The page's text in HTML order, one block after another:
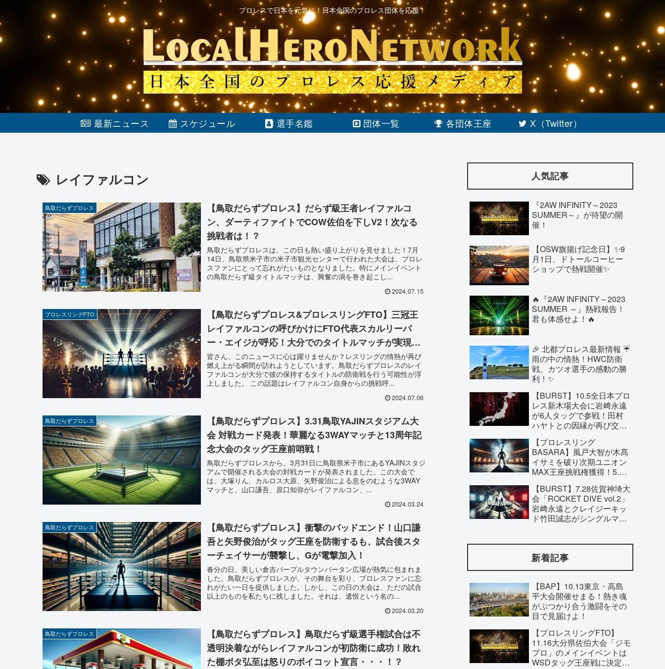
プロレスで日本を元気に！日本全国のプロレス団体を応援！
最新ニュース スケジュール 選手名鑑 団体一覧 各団体王座 X（Twitter）
レイファルコン
鳥取だらずプロレス
【鳥取だらずプロレス】だらず級王者レイファルコ
ン、ダーティファイトでCOW佐伯を下しV2！次なる
挑戦者は！？
鳥取だらずプロレスは、この日も熱い盛り上がりを見せました！7月
14日、鳥取県米子市の米子市観光センターで行われた大会は、プロレ
スファンにとって忘れがたいものとなりました。特にメインイベント
の鳥取だらず級タイトルマッチは、興奮の渦を巻き起こし...
2024.07.15
プロレスリングFTO
【鳥取だらずプロレス&プロレスリングFTO】三冠王
レイファルコンの呼びかけにFTO代表スカルリーパ
ー・エイジが呼応！大分でのタイトルマッチが実現
か！？
皆さん、このニュースに心は躍りませんか？レスリングの情熱が再び
燃え上がる瞬間が訪れようとしています。鳥取だらずプロレスのレイ
ファルコンが大分で彼の保持するタイトルの防衛戦を行う可能性が浮
上しました。 この話題はレイファルコン自身からの挑戦呼...
2024.07.06
鳥取だらずプロレス
【鳥取だらずプロレス】3.31鳥取YAJINスタジアム大
会 対戦カード発表！華麗なる3WAYマッチと13周年記
念大会のタッグ王座前哨戦！
鳥取だらずプロレスから、3月31日に鳥取県米子市にあるYAJINスタジ
アムで開催される大会の対戦カードが発表されました。この大会で
は、大塚りん、カルロス大原、矢野俊治による息をのむような3WAY
マッチと、山口謙吾、原口知弥がレイファルコン、...
2024.03.24
鳥取だらずプロレス
【鳥取だらずプロレス】衝撃のバッドエンド！山口謙
吾と矢野俊治がタッグ王座を防衛するも、試合後スタ
ーチェイサーが襲撃し、Gが電撃加入！
春分の日、美しい倉吉パープルタウンパータン広場が熱気に包まれま
した。鳥取だらずプロレスが、その舞台を彩り、プロレスファンに忘
れがたい一日を提供しました。しかし、この日の大会は、ただの試合
以上のものを私たちに残しました。それは、遺恨という名の...
2024.03.20
鳥取だらずプロレス
【鳥取だらずプロレス】鳥取だらず級選手権試合は不
透明決着ながらレイファルコンが初防衛に成功！敗れ
た棚ボタ弘至は怒りのボイコット宣言・・・！？
人気記事
『2AW INFINITY～2023
SUMMER～』が待望の開
催！
【OSW旗揚げ記念日】✨9
月1日、ドトールコーヒー
ショップで熱戦開催✨
🔥『2AW INFINITY～2023
SUMMER ～』熱戦報告！
君も体感せよ！🔥
🎉 北都プロレス最新情報 ☔
雨の中の情熱！HWC防衛
戦、カツオ選手の感動の勝
利！✨
【BURST】10.5全日本プロ
レス新木場大会に岩﨑永遠
が6人タッグで参戦！田村
ハヤトとの因縁が再び交
見どころ！
【プロレスリング
BASARA】風戸大智が木髙
イサミを破り次期ユニオン
MAX王座挑戦権獲得！5.28
ノルと激突へ！
【BURST】7.28佐賀神埼大
会「ROCKET DIVE vol.2」
岩﨑永遠とクレイジーキッ
ド竹田誠志がシングルマッ
新着記事
【BAP】10.13東京・高島
平大会開催せまる！熱き魂
がぶつかり合う激闘をその
目で見届けよ！
【プロレスリングFTO】
11.16大分県佐伯大会「ジモ
プロ」のメインイベントは
WSDタッグ王座戦に決定！